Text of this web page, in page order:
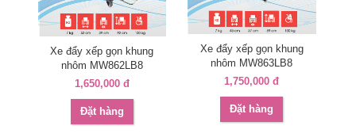
Xe đẩy xếp gọn khung
nhôm MW862LB8
1,650,000 đ
Đặt hàng
Xe đẩy xếp gọn khung
nhôm MW863LB8
1,750,000 đ
Đặt hàng